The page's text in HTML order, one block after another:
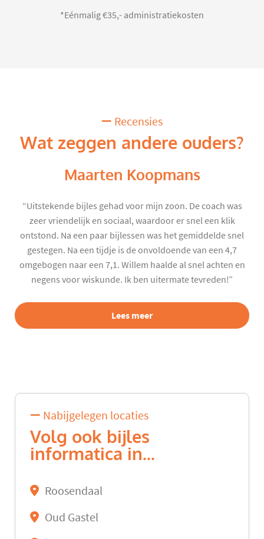
*Eénmalig €35,- administratiekosten
Recensies
Wat zeggen andere ouders?
Maarten Koopmans
“Uitstekende bijles gehad voor mijn zoon. De coach was
zeer vriendelijk en sociaal, waardoor er snel een klik
ontstond. Na een paar bijlessen was het gemiddelde snel
gestegen. Na een tijdje is de onvoldoende van een 4,7
omgebogen naar een 7,1. Willem haalde al snel achten en
negens voor wiskunde. Ik ben uitermate tevreden!”
Lees meer
Nabijgelegen locaties
Volg ook bijles
informatica in...
Roosendaal
Oud Gastel